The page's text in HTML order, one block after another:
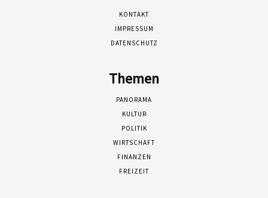
KONTAKT
IMPRESSUM
DATENSCHUTZ
Themen
PANORAMA
KULTUR
POLITIK
WIRTSCHAFT
FINANZEN
FREIZEIT